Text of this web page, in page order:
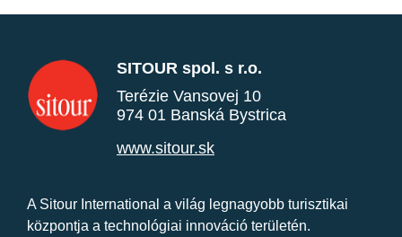
SITOUR spol. s r.o.
Terézie Vansovej 10
974 01 Banská Bystrica
www.sitour.sk
A Sitour International a világ legnagyobb turisztikai
központja a technológiai innováció területén.